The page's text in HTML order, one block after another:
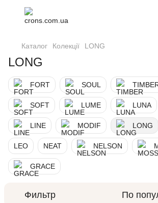
Каталог Колекції LONG
LONG
FORT SOUL
SOFT LUME LUNA
LINE MODIF LONG
LEO NEAT NELSON
GRACE
Фильтр По